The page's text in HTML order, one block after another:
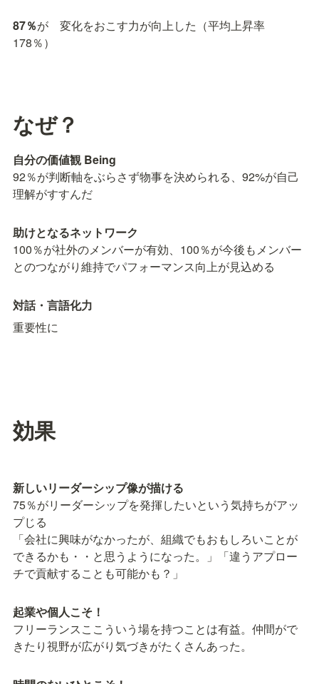
87％が　変化をおこす力が向上した（平均上昇率
178％）
なぜ？
自分の価値観 Being
92％が判断軸をぶらさず物事を決められる、92%が自己
理解がすすんだ
助けとなるネットワーク
100％が社外のメンバーが有効、100％が今後もメンバー
とのつながり維持でパフォーマンス向上が見込める
対話・言語化力
重要性に
効果
新しいリーダーシップ像が描ける
75％がリーダーシップを発揮したいという気持ちがアッ
プじる
「会社に興味がなかったが、組織でもおもしろいことが
できるかも・・と思うようになった。」「違うアプロー
チで貢献することも可能かも？」
起業や個人こそ！
フリーランスここういう場を持つことは有益。仲間がで
きたり視野が広がり気づきがたくさんあった。